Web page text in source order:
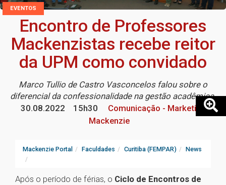
EVENTOS
Encontro de Professores
Mackenzistas recebe reitor
da UPM como convidado
Marco Tullio de Castro Vasconcelos falou sobre o
diferencial da confessionalidade na gestão acadêmica
30.08.2022
15h30
Comunicação - Marketing
Mackenzie
Mackenzie Portal Faculdades Curitiba (FEMPAR) News
Após o período de férias, o Ciclo de Encontros de